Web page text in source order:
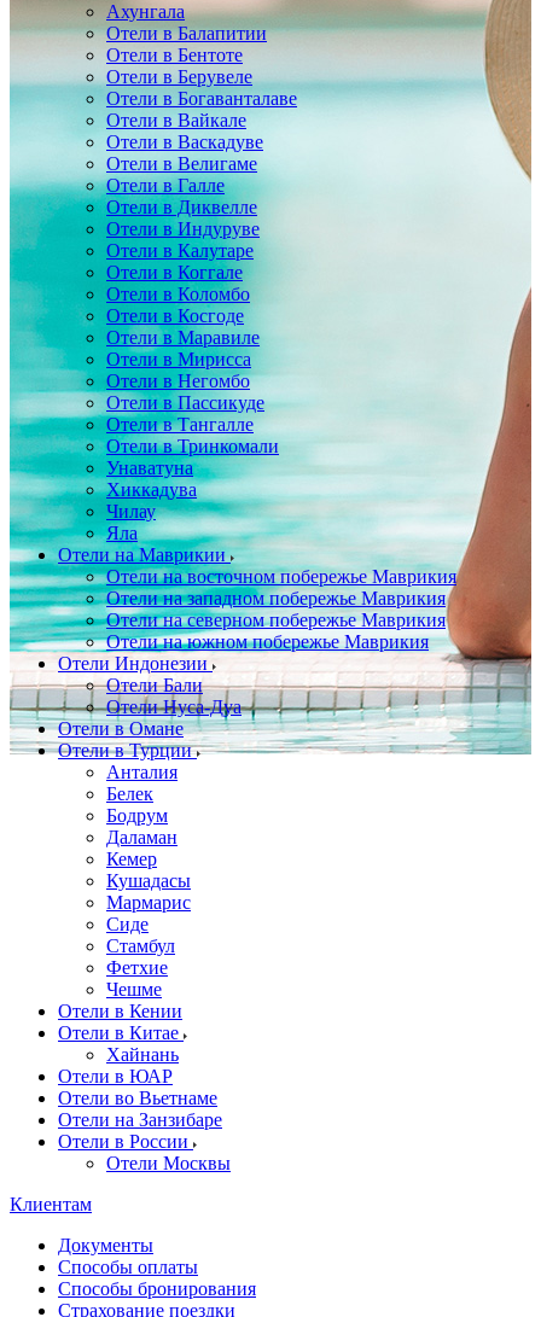
Ахунгала
Отели в Балапитии
Отели в Бентоте
Отели в Берувеле
Отели в Богаванталаве
Отели в Вайкале
Отели в Васкадуве
Отели в Велигаме
Отели в Галле
Отели в Диквелле
Отели в Индуруве
Отели в Калутаре
Отели в Коггале
Отели в Коломбо
Отели в Косгоде
Отели в Маравиле
Отели в Мирисса
Отели в Негомбо
Отели в Пассикуде
Отели в Тангалле
Отели в Тринкомали
Унаватуна
Хиккадува
Чилау
Яла
Отели на Маврикии
Отели на восточном побережье Маврикия
Отели на западном побережье Маврикия
Отели на северном побережье Маврикия
Отели на южном побережье Маврикия
Отели Индонезии
Отели Бали
Отели Нуса-Дуа
Отели в Омане
Отели в Турции
Анталия
Белек
Бодрум
Даламан
Кемер
Кушадасы
Мармарис
Сиде
Стамбул
Фетхие
Чешме
Отели в Кении
Отели в Китае
Хайнань
Отели в ЮАР
Отели во Вьетнаме
Отели на Занзибаре
Отели в России
Отели Москвы
Клиентам
Документы
Способы оплаты
Способы бронирования
Страхование поездки